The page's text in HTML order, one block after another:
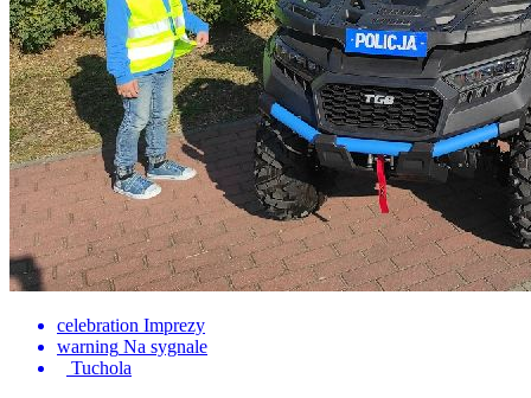
celebration Imprezy
warning Na sygnale
Tuchola